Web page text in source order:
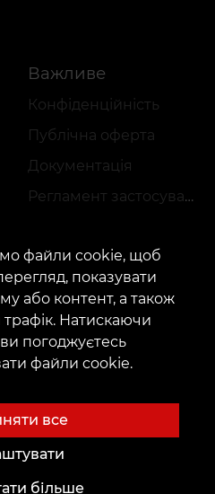
Важливе
Конфіденційність
Публічна оферта
Документація
Регламент застосування акцій
tattoo.com
tattoo.com
файли cookie, щоб
показувати
або контент, а також
трафік. Натискаючи
погоджуєтесь
файли cookie.
все
більше